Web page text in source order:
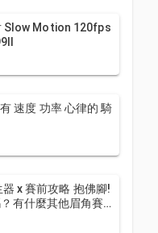
Slow Motion 120fps
速度 功率 心律的 騎
有什麼其他眉角賽
嶺 KOM 攻略 | 公路